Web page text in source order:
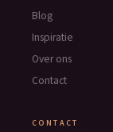
Blog
Inspiratie
Over ons
Contact
CONTACT